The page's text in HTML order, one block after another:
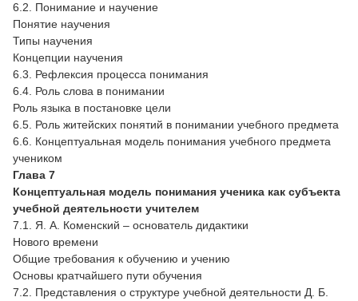
6.2. Понимание и научение
Понятие научения
Типы научения
Концепции научения
6.3. Рефлексия процесса понимания
6.4. Роль слова в понимании
Роль языка в постановке цели
6.5. Роль житейских понятий в понимании учебного предмета
6.6. Концептуальная модель понимания учебного предмета
учеником
Глава 7
Концептуальная модель понимания ученика как субъекта
учебной деятельности учителем
7.1. Я. А. Коменский – основатель дидактики
Нового времени
Общие требования к обучению и учению
Основы кратчайшего пути обучения
7.2. Представления о структуре учебной деятельности Д. Б.